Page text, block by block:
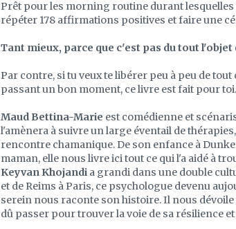
Prêt pour les morning routine durant lesquelles
répéter 178 affirmations positives et faire une
Tant mieux, parce que c'est pas du tout l'objet
Par contre, si tu veux te libérer peu à peu de
passant un bon moment, ce livre est fait pour toi.
Maud Bettina-Marie est comédienne et
l'amènera à suivre un large éventail de
rencontre chamanique. De son enfance à
maman, elle nous livre ici tout ce qui l'a aidé à
Keyvan Khojandi a grandi dans une double
et de Reims à Paris, ce psychologue devenu
serein nous raconte son histoire. Il nous
dû passer pour trouver la voie de sa résilience